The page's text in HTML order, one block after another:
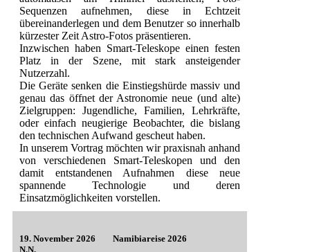
Sequenzen aufnehmen, diese in Echtzeit
übereinanderlegen und dem Benutzer so innerhalb
kürzester Zeit Astro-Fotos präsentieren.
Inzwischen haben Smart-Teleskope einen festen
Platz in der Szene, mit stark ansteigender
Nutzerzahl.
Die Geräte senken die Einstiegshürde massiv und
genau das öffnet der Astronomie neue (und alte)
Zielgruppen: Jugendliche, Familien, Lehrkräfte,
oder einfach neugierige Beobachter, die bislang
den technischen Aufwand gescheut haben.
In unserem Vortrag möchten wir praxisnah anhand
von verschiedenen Smart-Teleskopen und den
damit entstandenen Aufnahmen diese neue
spannende Technologie und deren
Einsatzmöglichkeiten vorstellen.
19. November 2026
N.N.
Namibiareise 2026